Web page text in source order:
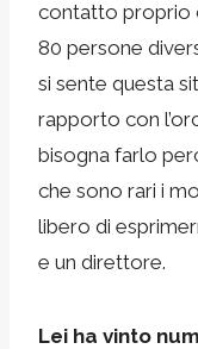
contatto proprio
80 persone
si sente questa
rapporto con
bisogna farlo
che sono rari i
libero di
e un direttore.
Lei ha vinto